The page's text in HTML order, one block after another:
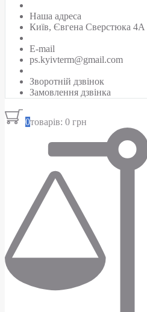
Наша адреса
Київ, Євгена Сверстюка 4А
E-mail
ps.kyivterm@gmail.com
Зворотній дзвінок
Замовлення дзвінка
0товарів: 0 грн